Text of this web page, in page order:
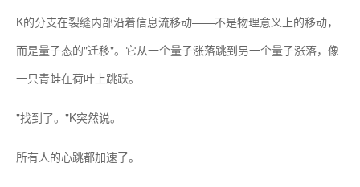
K的分支在裂缝内部沿着信息流移动——不是物理意义上的移动，
而是量子态的"迁移"。它从一个量子涨落跳到另一个量子涨落，像
一只青蛙在荷叶上跳跃。
"找到了。"K突然说。
所有人的心跳都加速了。